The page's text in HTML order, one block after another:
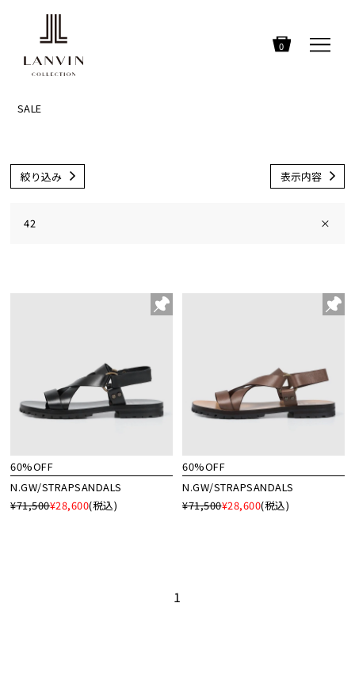
0
SALE
絞り込み 表示内容
42 ×
60%OFF
N.GW/STRAPSANDALS
¥71,500¥28,600(税込)
60%OFF
N.GW/STRAPSANDALS
¥71,500¥28,600(税込)
1